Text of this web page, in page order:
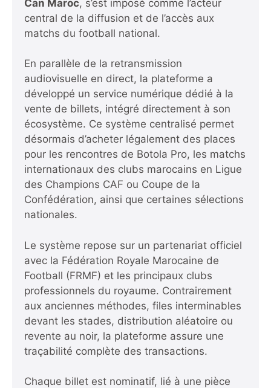
Can Maroc, s’est imposé comme l’acteur
central de la diffusion et de l’accès aux
matchs du football national.
En parallèle de la retransmission
audiovisuelle en direct, la plateforme a
développé un service numérique dédié à la
vente de billets, intégré directement à son
écosystème. Ce système centralisé permet
désormais d’acheter légalement des places
pour les rencontres de Botola Pro, les matchs
internationaux des clubs marocains en Ligue
des Champions CAF ou Coupe de la
Confédération, ainsi que certaines sélections
nationales.
Le système repose sur un partenariat officiel
avec la Fédération Royale Marocaine de
Football (FRMF) et les principaux clubs
professionnels du royaume. Contrairement
aux anciennes méthodes, files interminables
devant les stades, distribution aléatoire ou
revente au noir, la plateforme assure une
traçabilité complète des transactions.
Chaque billet est nominatif, lié à une pièce